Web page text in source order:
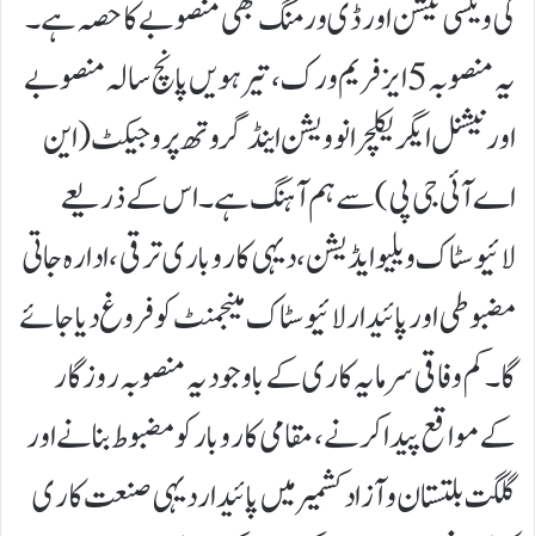
کی ویکسی نیشن اور ڈی ورمنگ بھی منصوبے کا حصہ ہے۔
یہ منصوبہ 5ایز فریم ورک، تیرہویں پانچ سالہ منصوبے
اور نیشنل ایگریکلچر انوویشن اینڈ گروتھ پروجیکٹ (این
اے آئی جی پی) سے ہم آہنگ ہے۔ اس کے ذریعے
لائیوسٹاک ویلیو ایڈیشن، دیہی کاروباری ترقی، ادارہ جاتی
مضبوطی اور پائیدار لائیوسٹاک مینجمنٹ کو فروغ دیا جائے
گا۔کم وفاقی سرمایہ کاری کے باوجود یہ منصوبہ روزگار
کے مواقع پیدا کرنے، مقامی کاروبار کو مضبوط بنانے اور
گلگت بلتستان و آزاد کشمیر میں پائیدار دیہی صنعت کاری